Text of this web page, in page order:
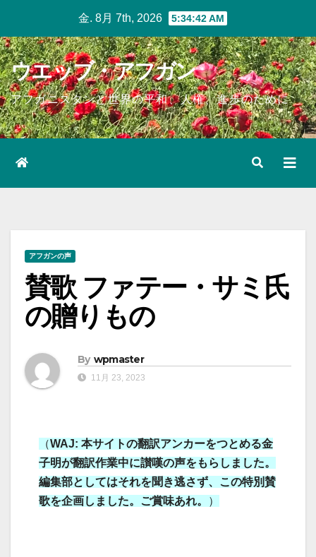
content
金. 8月 7th, 2026 5:34:43 AM
ウエッブ・アフガン
アフガニスタンと世界の平和、人権、進歩のために
アフガンの声
賛歌 ファテー・サミ氏
の贈りもの
By wpmaster
11月 23, 2023
（WAJ: 本サイトの翻訳アンカーをつとめる金
子明が翻訳作業中に讃嘆の声をもらしました。
編集部としてはそれを聞き逃さず、この特別賛
歌を企画しました。ご賞味あれ。
）